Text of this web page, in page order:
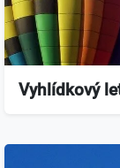
Vyhlídkový